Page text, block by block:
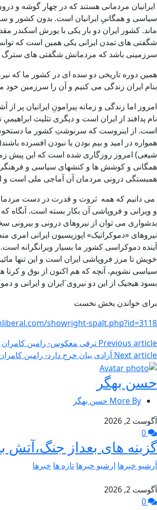
ایرانیان مردمانی هستند که در چهار گوشه و
سیاسی و همگانیِ ایرانیان است. بدون کشور و
ماند. کشور ایران دو بار یکی با یورش اسکندر
شگفتی های تمدن ایرانی یکی همین است که
سرزمینی باشد که مردمانش شگفتی های سترگ
همین دوره تاریخی دو سده ای در کشور ما که
بنام ایران زندگی می کنیم و آن را سرزمین خود
امروز اما زندگی و زمانه پیرامونِ ایرانیان
نام پدافند از ایران است و دیگری تثلیث
است. از اینروست که سرنوشتِ کشور ما دستخوش
همواره در امید و بیم بودن یا نبودن افسرده
شیعی) امروز روزگاری شده است که این پیش
همگانی و کوشش ها و کنشهای سیاسی و فرهنگی
همبستگی درونی مردمان آن آماجی ملی است و از
می دانیم که همه ثروت و قدرت در دست
و ویرانی و فروپاشی آن بکار بسته است. آنگاه
بدشواری می توان از نیروهای درونی و بیرونی
نیروهای «دموکراتیک» اپوزیسیون ایرانی امری
آینده دموکراسی کشور ما بسیار ویرانگرانه
خویش تا مرز فروپاشی ایران است و این تنها
سیاسی نشویم، آنچه که هم اکنون از بوق و
بسود هیجیک از این دو نیروی َایران و ایرانی و
برای خواندن بخش نخست
showright-spalt.php?id=3118
Previous article ترقی معکوس- رامین کامران
Next article آزادی بیان خرج دارد- رامین
حسن بهگر
More By حسن بهگر
آگوست 2, 2026
گزینه های بعداز جنگ،آتش
آرشیو خبرها ارشیو خبرها تازه ها خبرها
آگوست 2, 2026